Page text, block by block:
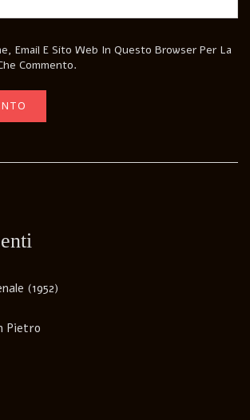
Email E Sito Web In Questo Browser Per La
Commento.
(1952)
Pietro